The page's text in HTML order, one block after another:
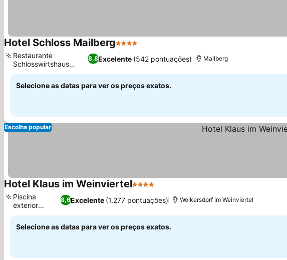
Hotel Schloss Mailberg4 Estrelas
8,8Excelente (542 pontuações)
Restaurante
Schlosswirtshaus
Mailberg
Mailberg
Selecione as datas para ver os preços exatos.
Escolha popular
Hotel Klaus im Weinviertel4 Estrelas
8,6Excelente (1.277 pontuações)
Piscina
exterior
sazonal
Wolkersdorf im Weinviertel
Selecione as datas para ver os preços exatos.